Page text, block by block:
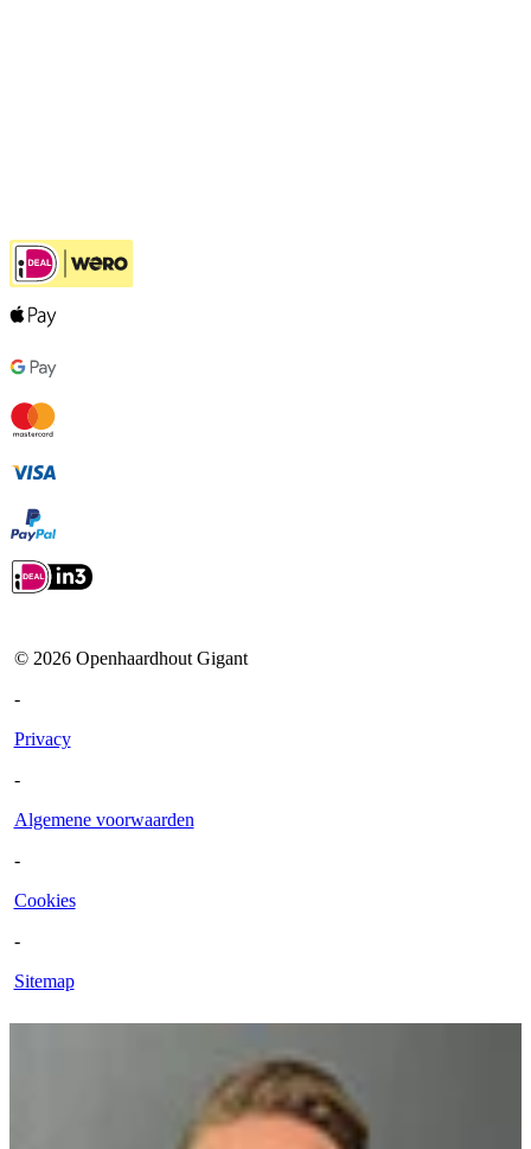
© 2026Openhaardhout Gigant
-
Privacy
-
Algemene voorwaarden
-
Cookies
-
Sitemap